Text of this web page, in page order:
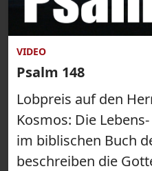
VIDEO
Psalm 148
Lobpreis auf den
Kosmos: Die
im biblischen Buch
beschreiben die